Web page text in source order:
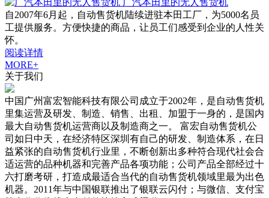
广汽本田里的无人售货机
自2007年6月起，自动售货机陆续进驻本田工厂，为5000名员
工提供服务。方便快捷的商品，让员工们感受到企业的人性关
怀。
阅读详情
MORE+
关于我们
中国广州富宏智能科技有限公司成立于2002年，是自动售货机
里集运营及研发、制造、销售、出租、加盟于一身的，是国内
最大自动售货机运营商以及制造商之一。 富宏自动售货机公
司如日中天，在经济特区深圳有自己的研发、制造体系，在日
益紧张的自动售货机行业里，不断创新出多种符合现代社会合
适运营的品种机器和完善产品各项功能；公司产品全部经过十
六打磨考研，打造成最适合当代的自动售货机领域里最为出色
机器。2011年与中国银联推出了银联云闪付；与微信、支付宝